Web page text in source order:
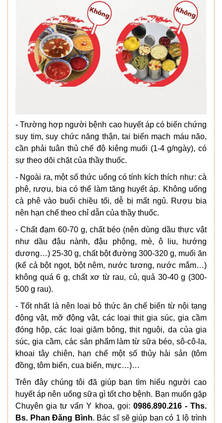
- Trường hợp người bệnh cao huyết áp có biến chứng
suy tim, suy chức năng thận, tai biến mạch máu não,
cần phải tuân thủ chế độ kiêng muối (1-4 g/ngày), có
sự theo dõi chặt của thầy thuốc.
- Ngoài ra, một số thức uống có tính kích thích như: cà
phê, rượu, bia có thể làm tăng huyết áp. Không uống
cà phê vào buổi chiều tối, dễ bị mất ngủ. Rượu bia
nên hạn chế theo chỉ dẫn của thầy thuốc.
- Chất đạm 60-70 g, chất béo (nên dùng dầu thực vật
như dầu đậu nành, đậu phộng, mè, ô liu, hướng
dương…) 25-30 g, chất bột đường 300-320 g, muối ăn
(kể cả bột ngọt, bột nêm, nước tương, nước mắm…)
không quá 6 g, chất xơ từ rau, củ, quả 30-40 g (300-
500 g rau).
- Tốt nhất là nên loại bỏ thức ăn chế biến từ nội tạng
động vật, mỡ động vật, các loại thịt gia súc, gia cầm
đóng hộp, các loại giăm bông, thịt nguội, da của gia
súc, gia cầm, các sản phẩm làm từ sữa béo, sô-cô-la,
khoai tây chiên, hạn chế một số thủy hải sản (tôm
đồng, tôm biển, cua biển, mực…)…
Trên đây chúng tôi đã giúp bạn tìm hiểu người cao
huyết áp nên uống sữa gì tốt cho bệnh. Bạn muốn gặp
Chuyên gia tư vấn Y khoa, gọi: 0986.890.216 - Ths.
Bs. Phan Đăng Bình. Bác sĩ sẽ giúp bạn có 1 lộ trình